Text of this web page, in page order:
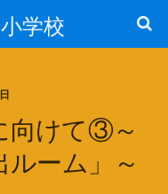
学校
向けて③～
ルーム」～